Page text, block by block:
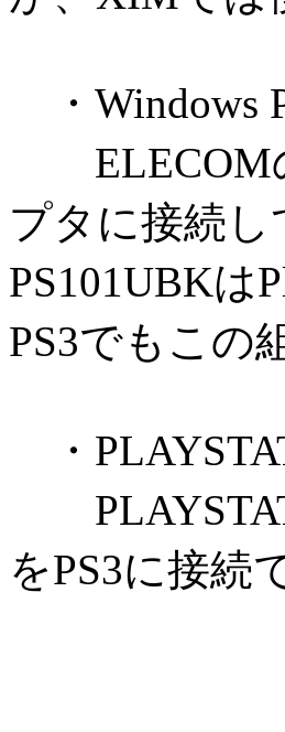
・Windows
ELECOMの
プタに接続
PS101UBKは
PS3でもこの
・
をPS3に接続